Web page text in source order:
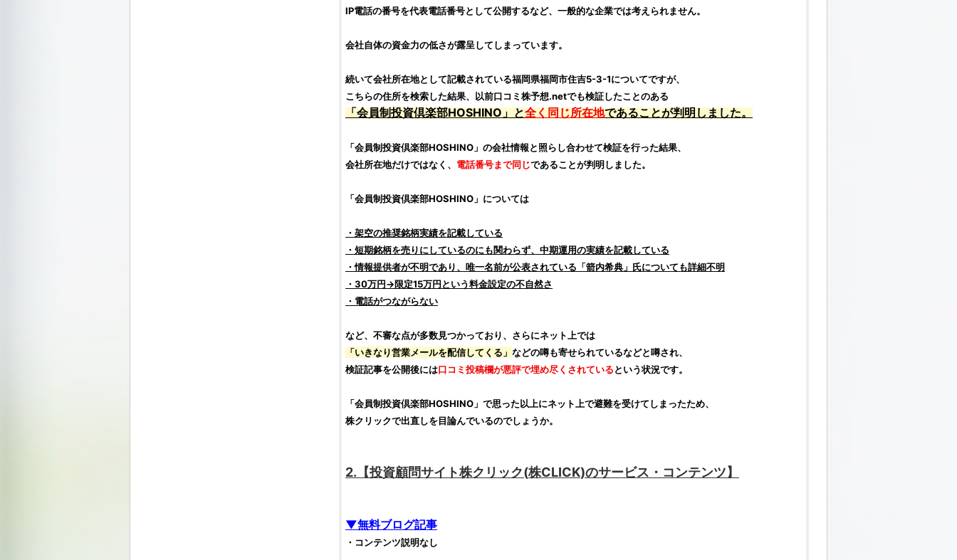
IP電話の番号を代表電話番号として公開するなど、一般的な企業では考えられません。
会社自体の資金力の低さが露呈してしまっています。
続いて会社所在地として記載されている福岡県福岡市住吉5-3-1についてですが、
こちらの住所を検索した結果、以前口コミ株予想.netでも検証したことのある
「会員制投資倶楽部HOSHINO 」と全く同じ所在地であることが判明しました。
「会員制投資倶楽部HOSHINO 」の会社情報と照らし合わせて検証を行った結果、
会社所在地だけではなく、 電話番号まで同じであることが判明しました。
「会員制投資倶楽部HOSHINO 」については
・架空の推奨銘柄実績を記載している
・短期銘柄を売りにしているのにも関わらず、中期運用の実績を記載している
・情報提供者が不明であり、唯一名前が公表されている「箭内希典 」氏についても詳細不明
・30万円→限定15万円という料金設定の不自然さ
・電話がつながらない
など、不審な点が多数見つかっており、さらにネット上では
「いきなり営業メールを配信してくる」 などの噂も寄せられているなどと噂され、
検証記事を公開後には口コミ投稿欄が悪評で埋め尽くされているという状況です。
「会員制投資倶楽部HOSHINO 」で思った以上にネット上で避難を受けてしまったため、
株クリックで出直しを目論んでいるのでしょうか。
2.【投資顧問サイト株クリック(株CLICK)のサービス・コンテンツ】
▼無料ブログ記事
・コンテンツ説明なし